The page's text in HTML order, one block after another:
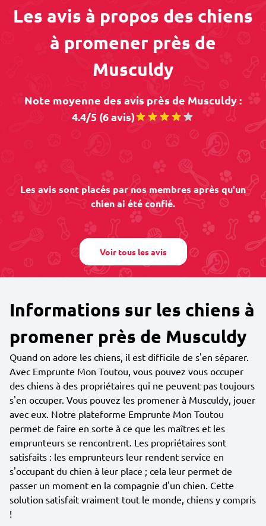
Les avis à propos des chiens
à promener près de
Musculdy
Note moyenne des avis près de Musculdy :
4.4/5 (6 avis)
Les avis sont placés par nos membres après qu'un
chien ai été confié.
Voir tous les avis
Informations sur les chiens à
promener près de Musculdy
Quand on adore les chiens, il est difficile de s'en séparer.
Avec Emprunte Mon Toutou, vous pouvez vous occuper
des chiens à des propriétaires qui ne peuvent pas toujours
s'en occuper. Vous pouvez les promener à Musculdy, jouer
avec eux. Notre plateforme Emprunte Mon Toutou
permet de faire en sorte à ce que les maîtres et les
emprunteurs se rencontrent. Les propriétaires sont
satisfaits : les emprunteurs leur rendent service en
s'occupant du chien à leur place ; cela leur permet de
passer un moment en la compagnie d'un chien. Cette
solution satisfait vraiment tout le monde, chiens y compris
!